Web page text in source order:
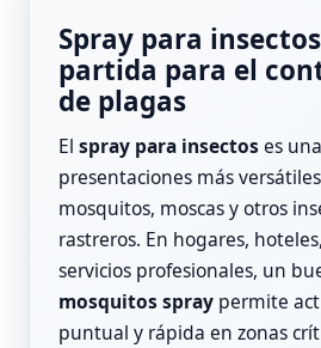
Spray para
partida para el
de plagas
El spray para insectos es
presentaciones más
mosquitos, moscas y otros
rastreros. En hogares,
servicios profesionales, un
mosquitos spray permite
puntual y rápida en zonas